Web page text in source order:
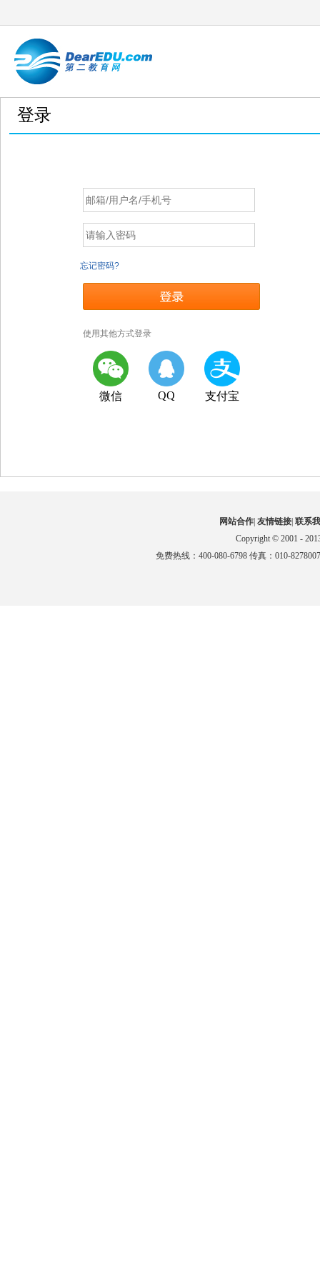
登录
忘记密码?
使用其他方式登录
微信 QQ 支付宝
网站合作 友情链接 联系
Copyright © 2001 -
免费热线：400-080-6798 传真：010-